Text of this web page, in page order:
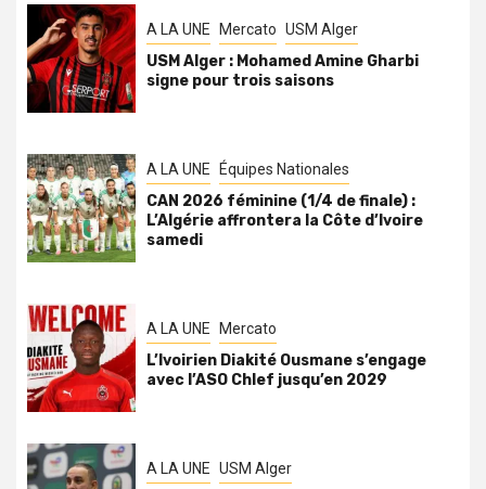
A LA UNE Mercato USM Alger
USM Alger : Mohamed Amine Gharbi
signe pour trois saisons
A LA UNE Équipes Nationales
CAN 2026 féminine (1/4 de finale) :
L’Algérie affrontera la Côte d’Ivoire
samedi
A LA UNE Mercato
L’Ivoirien Diakité Ousmane s’engage
avec l’ASO Chlef jusqu’en 2029
A LA UNE USM Alger